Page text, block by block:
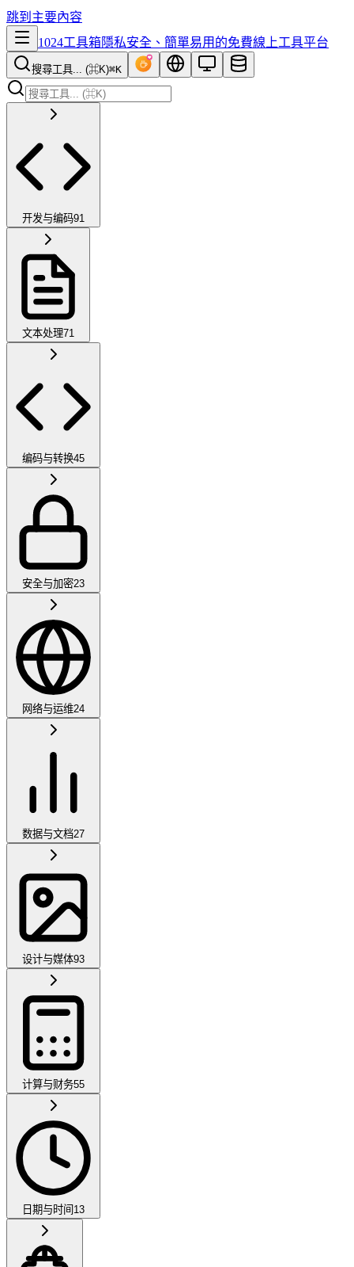
跳到主要內容
1024工具箱隱私安全、簡單易用的免費線上工具平台
搜尋工具... (⌘K)⌘K
开发与编码91
文本处理71
编码与转换45
安全与加密23
网络与运维24
数据与文档27
设计与媒体93
计算与财务55
日期与时间 13